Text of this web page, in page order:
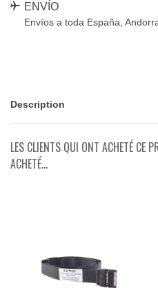
ENVÍO
Envíos a toda España,
Description
LES CLIENTS QUI ONT ACHETÉ CE
ACHETÉ...